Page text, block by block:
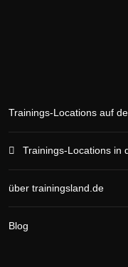
Trainings-Locations auf
Trainings-Locations in
über trainingsland.de
Blog